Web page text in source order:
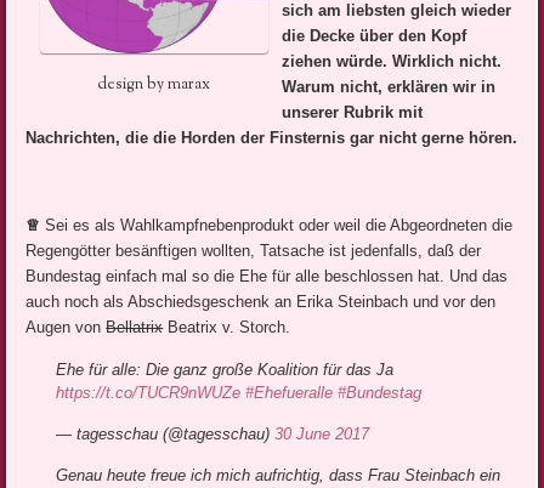
design by marax
sich am liebsten gleich wieder
die Decke über den Kopf
ziehen würde. Wirklich nicht.
Warum nicht, erklären wir in
unserer Rubrik mit
Nachrichten, die die Horden der Finsternis gar nicht gerne hören.
♕ Sei es als Wahlkampfnebenprodukt oder weil die Abgeordneten die
Regengötter besänftigen wollten, Tatsache ist jedenfalls, daß der
Bundestag einfach mal so die Ehe für alle beschlossen hat. Und das
auch noch als Abschiedsgeschenk an Erika Steinbach und vor den
Augen vonBellatrixBeatrix v. Storch.
Ehe für alle: Die ganz große Koalition für das Ja
https://t.co/TUCR9nWUZe #Ehefueralle #Bundestag
— tagesschau (@tagesschau)30 June 2017
Genau heute freue ich mich aufrichtig, dass Frau Steinbach ein